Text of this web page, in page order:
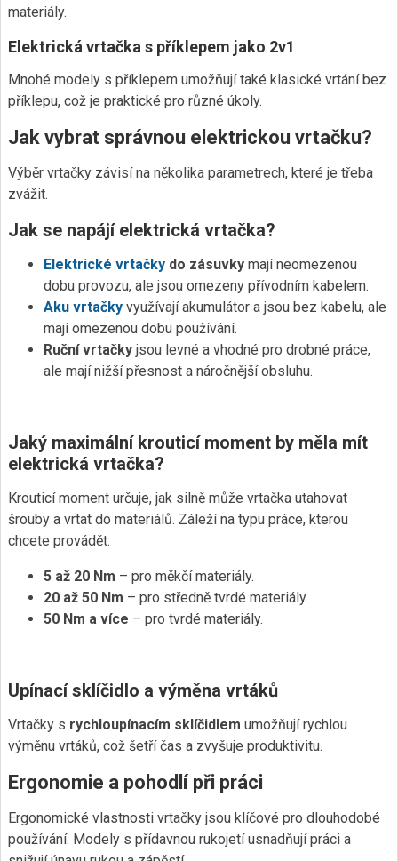
materiály.
Elektrická vrtačka s příklepem jako 2v1
Mnohé modely s příklepem umožňují také klasické vrtání bez
příklepu, což je praktické pro různé úkoly.
Jak vybrat správnou elektrickou vrtačku?
Výběr vrtačky závisí na několika parametrech, které je třeba
zvážit.
Jak se napájí elektrická vrtačka?
Elektrické vrtačky do zásuvky mají neomezenou
dobu provozu, ale jsou omezeny přívodním kabelem.
Aku vrtačky využívají akumulátor a jsou bez kabelu, ale
mají omezenou dobu používání.
Ruční vrtačky jsou levné a vhodné pro drobné práce,
ale mají nižší přesnost a náročnější obsluhu.
Jaký maximální krouticí moment by měla mít
elektrická vrtačka?
Krouticí moment určuje, jak silně může vrtačka utahovat
šrouby a vrtat do materiálů. Záleží na typu práce, kterou
chcete provádět:
5 až 20 Nm – pro měkčí materiály.
20 až 50 Nm – pro středně tvrdé materiály.
50 Nm a více – pro tvrdé materiály.
Upínací sklíčidlo a výměna vrtáků
Vrtačky s rychloupínacím sklíčidlem umožňují rychlou
výměnu vrtáků, což šetří čas a zvyšuje produktivitu.
Ergonomie a pohodlí při práci
Ergonomické vlastnosti vrtačky jsou klíčové pro dlouhodobé
používání. Modely s přídavnou rukojetí usnadňují práci a